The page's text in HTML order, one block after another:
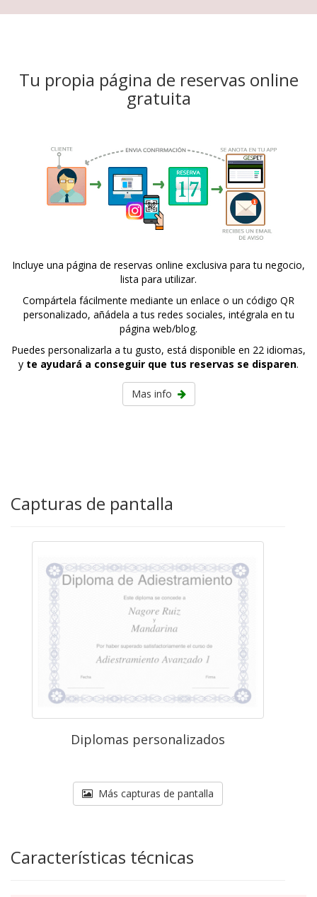
Tu propia página de reservas online
gratuita
Incluye una página de reservas online exclusiva para tu negocio,
lista para utilizar.
Compártela fácilmente mediante un enlace o un código QR
personalizado, añádela a tus redes sociales, intégrala en tu
página web/blog.
Puedes personalizarla a tu gusto, está disponible en 22 idiomas,
y te ayudará a conseguir que tus reservas se disparen.
Mas info
Capturas de pantalla
Diplomas personalizados
Más capturas de pantalla
Características técnicas